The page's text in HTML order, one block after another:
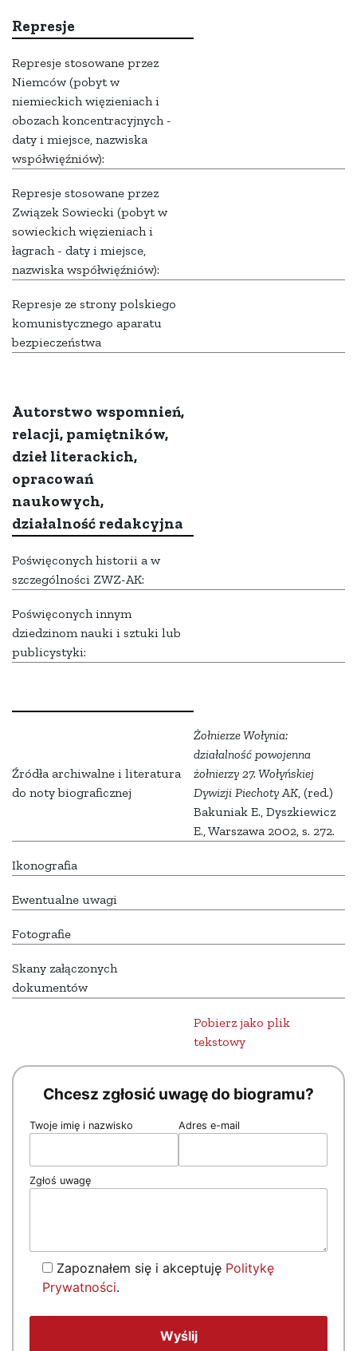
Represje
Represje stosowane przez
Niemców (pobyt w
niemieckich więzieniach i
obozach koncentracyjnych -
daty i miejsce, nazwiska
współwięźniów):
Represje stosowane przez
Związek Sowiecki (pobyt w
sowieckich więzieniach i
łagrach - daty i miejsce,
nazwiska współwięźniów):
Represje ze strony polskiego
komunistycznego aparatu
bezpieczeństwa
Autorstwo wspomnień,
relacji, pamiętników,
dzieł literackich,
opracowań
naukowych,
działalność redakcyjna
Poświęconych historii a w
szczególności ZWZ-AK:
Poświęconych innym
dziedzinom nauki i sztuki lub
publicystyki:
Źródła archiwalne i literatura
do noty biograficznej
Żołnierze Wołynia:
działalność powojenna
żołnierzy 27. Wołyńskiej
Dywizji Piechoty AK, (red.)
Bakuniak E., Dyszkiewicz
E., Warszawa 2002, s. 272.
Ikonografia
Ewentualne uwagi
Fotografie
Skany załączonych
dokumentów
Pobierz jako plik
tekstowy
Chcesz zgłosić uwagę do biogramu?
Twoje imię i nazwisko Adres e-mail
Zgłoś uwagę
Zapoznałem się i akceptuję Politykę
Prywatności.